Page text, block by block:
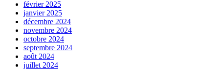
février 2025
janvier 2025
décembre 2024
novembre 2024
octobre 2024
septembre 2024
août 2024
juillet 2024